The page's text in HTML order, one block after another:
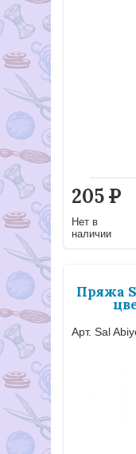
205Р
Нет в
наличии
Пряжа
Арт. Sal